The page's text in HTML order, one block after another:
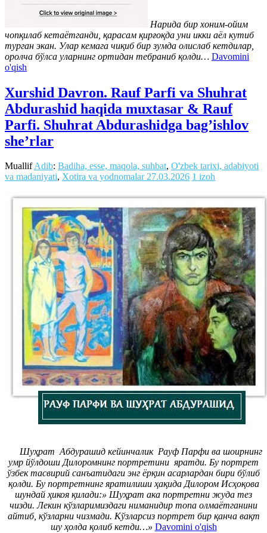
Нарида бир хоним-ойим
чопқилаб кетаётганди, қарасам қирғоқда уни икки аёл кутиб
турган экан. Улар кемага чиқиб бир зумда олислаб кетдилар,
оролча бўлса уларнинг ортидан тебраниб қолди… Davomini
o'qish
Xurshid Davron. Rauf Parfi va Shuhrat
Abdurashid haqida muxtasar & Rauf
Parfi. Shuhrat Abdurashidga bag’ishlov
she’rlar
MuallifAdib: Badiha, esse, maqola, suhbat, O'zbek tarixi, adabiyoti
va madaniyati, Xotira va yodnomalar 27.03.2026 1 izoh
Шуҳрат Абдурашид кейинчалик Рауф Парфи ва шоирнинг
умр йўлдоши Дилоромнинг портретини яратди. Бу портрет
ўзбек тасвирий санъатидаги энг ёрқин асарлардан бири бўлиб
қолди. Бу портретнинг яратилиши ҳақида Дилором Исҳоқова
шундай ҳикоя қилади:» Шуҳрат ака портретни жуда тез
чизди. Лекин кўзларимиздаги ниманидир топа олмаётганини
айтиб, кўзларни чизмади. Кўзларсиз портрет бир қанча вақт
шу ҳолда қолиб кетди…» Davomini o'qish